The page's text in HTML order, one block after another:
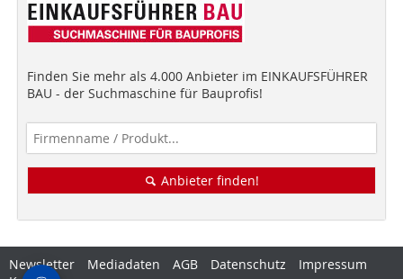
Finden Sie mehr als 4.000 Anbieter im EINKAUFSFÜHRER
BAU - der Suchmaschine für Bauprofis!
Anbieter finden!
Newsletter Mediadaten AGB Datenschutz
Impressum